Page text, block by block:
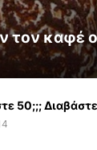
καφέ
50;;;